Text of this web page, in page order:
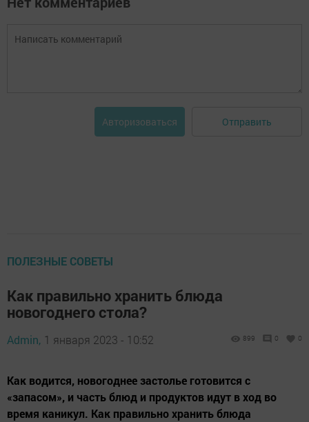
Авторизоваться Отправить
ПОЛЕЗНЫЕ СОВЕТЫ
Как правильно хранить блюда
новогоднего стола?
Admin, 1 января 2023 - 10:52 899 0 0
Как водится, новогоднее застолье готовится с
«запасом», и часть блюд и продуктов идут в ход во
время каникул. Как правильно хранить блюда